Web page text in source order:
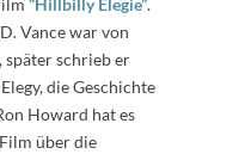
“Hillbilly Elegie”.
Vance war von
später schrieb er
die Geschichte
Howard hat es
über die